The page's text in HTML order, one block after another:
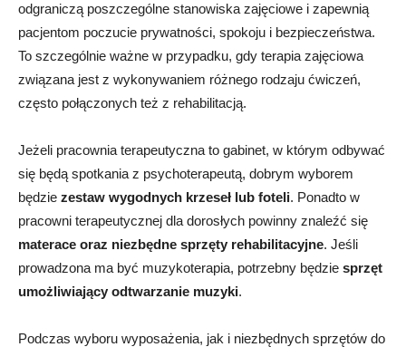
odgraniczą poszczególne stanowiska zajęciowe i zapewnią
pacjentom poczucie prywatności, spokoju i bezpieczeństwa.
To szczególnie ważne w przypadku, gdy terapia zajęciowa
związana jest z wykonywaniem różnego rodzaju ćwiczeń,
często połączonych też z rehabilitacją.
Jeżeli pracownia terapeutyczna to gabinet, w którym odbywać
się będą spotkania z psychoterapeutą, dobrym wyborem
będzie zestaw wygodnych krzeseł lub foteli. Ponadto w
pracowni terapeutycznej dla dorosłych powinny znaleźć się
materace oraz niezbędne sprzęty rehabilitacyjne. Jeśli
prowadzona ma być muzykoterapia, potrzebny będzie sprzęt
umożliwiający odtwarzanie muzyki.
Podczas wyboru wyposażenia, jak i niezbędnych sprzętów do